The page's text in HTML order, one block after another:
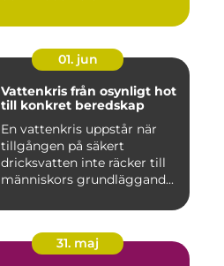
01. jun
Vattenkris från osynligt hot
till konkret beredskap
En vattenkris uppstår när
tillgången på säkert
dricksvatten inte räcker till
människors grundläggand...
31. maj